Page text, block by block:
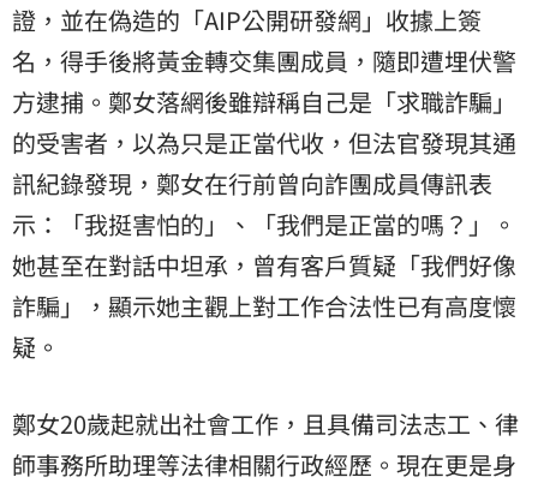
證，並在偽造的「AIP公開研發網」收據上簽
名，得手後將黃金轉交集團成員，隨即遭埋伏警
方逮捕。鄭女落網後雖辯稱自己是「求職詐騙」
的受害者，以為只是正當代收，但法官發現其通
訊紀錄發現，鄭女在行前曾向詐團成員傳訊表
示：「我挺害怕的」、「我們是正當的嗎？」。
她甚至在對話中坦承，曾有客戶質疑「我們好像
詐騙」，顯示她主觀上對工作合法性已有高度懷
疑。
鄭女20歲起就出社會工作，且具備司法志工、律
師事務所助理等法律相關行政經歷。現在更是身